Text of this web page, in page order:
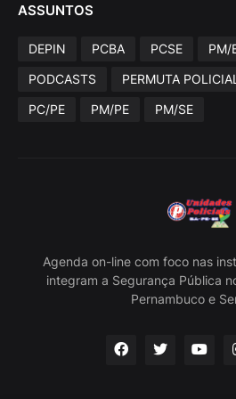
ASSUNTOS
DEPIN PCBA PCSE PM/
PODCASTS
PERMUTA POLICIAL
PC/PE
PM/PE PM/SE
Agenda on-line com foco nas
integram a Segurança Pública
Pernambuco e